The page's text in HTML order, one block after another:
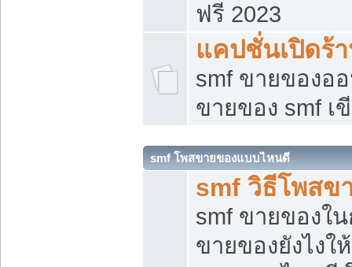
ฟรี 2023
แคปชั่นเปิดร้
smf ขายของอ
ขายของ smf เ
smf โพสขายของแบบไหนดี
smf วิธีโพสข
smf ขายของใ
ขายของยังไง